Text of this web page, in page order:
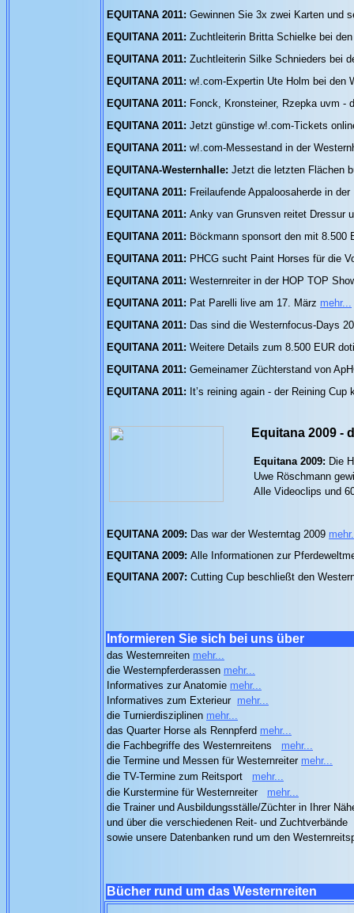
EQUITANA 2011: Gewinnen Sie 3x zwei Karten und
EQUITANA 2011: Zuchtleiterin Britta Schielke bei
EQUITANA 2011: Zuchtleiterin Silke Schnieders bei
EQUITANA 2011: w!.com-Expertin Ute Holm bei den
EQUITANA 2011: Fonck, Kronsteiner, Rzepka uvm -
EQUITANA 2011: Jetzt günstige w!.com-Tickets
EQUITANA 2011: w!.com-Messestand in der
EQUITANA-Westernhalle: Jetzt die letzten Flächen
EQUITANA 2011: Freilaufende Appaloosaherde in
EQUITANA 2011: Anky van Grunsven reitet Dressur
EQUITANA 2011: Böckmann sponsort den mit 8.500
EQUITANA 2011: PHCG sucht Paint Horses für die
EQUITANA 2011: Westernreiter in der HOP TOP
EQUITANA 2011: Pat Parelli live am 17. März mehr...
EQUITANA 2011: Das sind die Westernfocus-Days
EQUITANA 2011: Weitere Details zum 8.500 EUR
EQUITANA 2011: Gemeinamer Züchterstand von
EQUITANA 2011: It’s reining again - der Reining
Equitana 2009 -
Equitana 2009: Die
Uwe Röschmann
Alle Videoclips und
EQUITANA 2009: Das war der Westerntag 2009
EQUITANA 2009: Alle Informationen zur
EQUITANA 2007: Cutting Cup beschließt den
Informieren Sie sich bei uns über
das Westernreiten mehr...
die Westernpferderassen mehr...
Informatives zur Anatomie mehr...
Informatives zum Exterieur mehr...
die Turnierdisziplinen mehr...
das Quarter Horse als Rennpferd mehr...
die Fachbegriffe des Westernreitens
mehr...
die Termine und Messen für Westernreiter mehr...
die TV-Termine zum Reitsport
mehr...
die Kurstermine für Westernreiter
mehr...
die Trainer und Ausbildungsställe/Züchter in Ihrer
und über die verschiedenen Reit- und Zuchtverbände
sowie unsere Datenbanken rund um den
Bücher rund um das Westernreiten